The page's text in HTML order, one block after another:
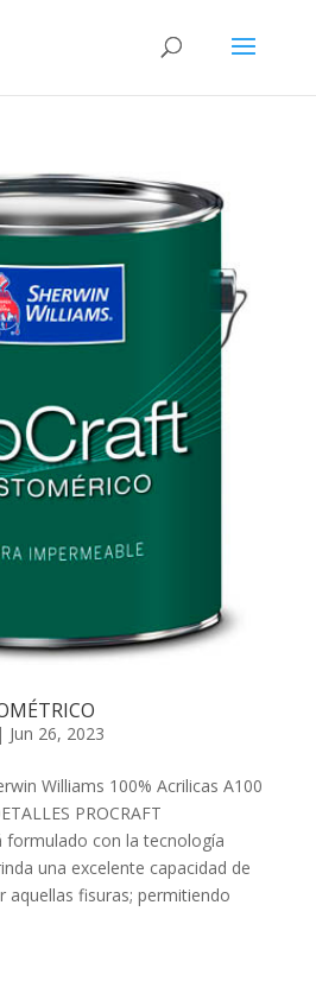
| Jun 26, 2023
Williams 100% Acrilicas A­100
PROCRAFT
formulado con la tecnología
una excelente capacidad de
aquellas fisuras; permitiendo